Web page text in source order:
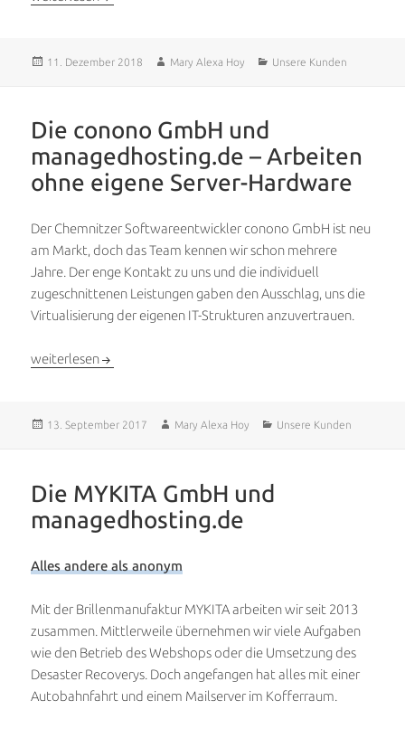
Veröffentlicht
11. Dezember 2018 Autor
Mary Alexa Hoy Kategorien
Unsere Kunden
Die conono GmbH und
managedhosting.de – Arbeiten
ohne eigene Server-Hardware
Der Chemnitzer Softwareentwickler conono GmbH ist neu
am Markt, doch das Team kennen wir schon mehrere
Jahre. Der enge Kontakt zu uns und die individuell
zugeschnittenen Leistungen gaben den Ausschlag, uns die
Virtualisierung der eigenen IT-Strukturen anzuvertrauen.
Die conono GmbH und managedhosting.de – Arbeiten ohne
weiterlesen
Veröffentlicht
13. September 2017 Autor
Mary Alexa Hoy Kategorien
Unsere Kunden
Die MYKITA GmbH und
managedhosting.de
Alles andere als anonym
Mit der Brillenmanufaktur MYKITA arbeiten wir seit 2013
zusammen. Mittlerweile übernehmen wir viele Aufgaben
wie den Betrieb des Webshops oder die Umsetzung des
Desaster Recoverys. Doch angefangen hat alles mit einer
Autobahnfahrt und einem Mailserver im Kofferraum.